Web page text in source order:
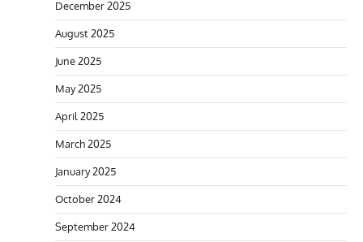
December 2025
August 2025
June 2025
May 2025
April 2025
March 2025
January 2025
October 2024
September 2024